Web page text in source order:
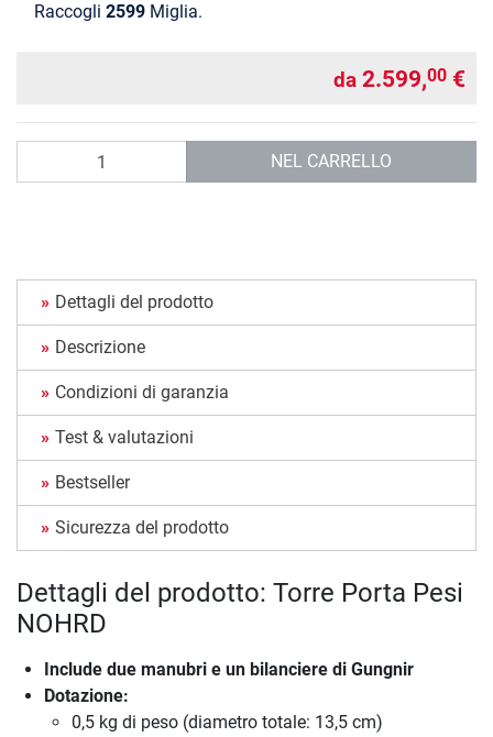
Raccogli 2599 Miglia.
da 2.599,00 €
NEL CARRELLO
Dettagli del prodotto
Descrizione
Condizioni di garanzia
Test & valutazioni
Bestseller
Sicurezza del prodotto
Dettagli del prodotto: Torre Porta Pesi
NOHRD
Include due manubri e un bilanciere di Gungnir
Dotazione:
0,5 kg di peso (diametro totale: 13,5 cm)